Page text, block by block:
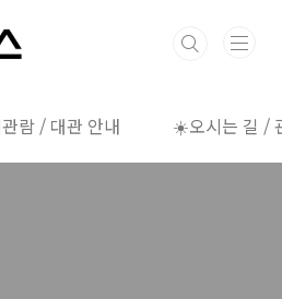
람 / 대관 안내 ☀️오시는 길 /